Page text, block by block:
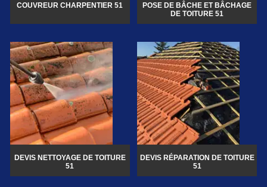
COUVREUR CHARPENTIER 51
POSE DE BÂCHE ET BÂCHAGE
DE TOITURE 51
DEVIS NETTOYAGE DE TOITURE
51
DEVIS RÉPARATION DE TOITURE
51